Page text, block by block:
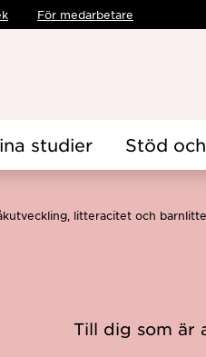
För medarbetare
studier Stöd
litteracitet och
Till dig som är